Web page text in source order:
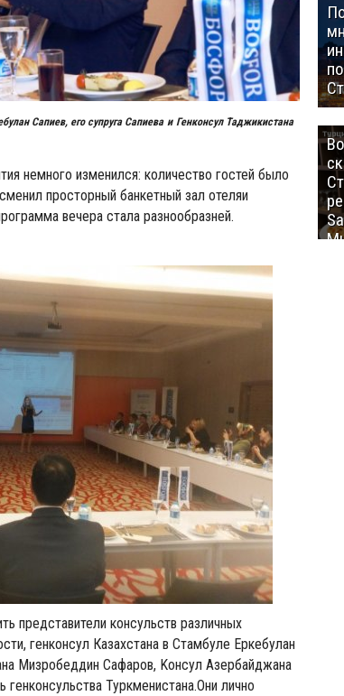
Сапиев, его супруга Сапиева и Генконсул Таджикистана
немного изменился: количество гостей было
просторный банкетный зал отеляи
вечера стала разнообразней.
представители консульств различных
генконсул Казахстана в Стамбуле Eркебулан
Мизробеддин Сафаров, Kонсул Азербайджана
Туркменистана.Они лично